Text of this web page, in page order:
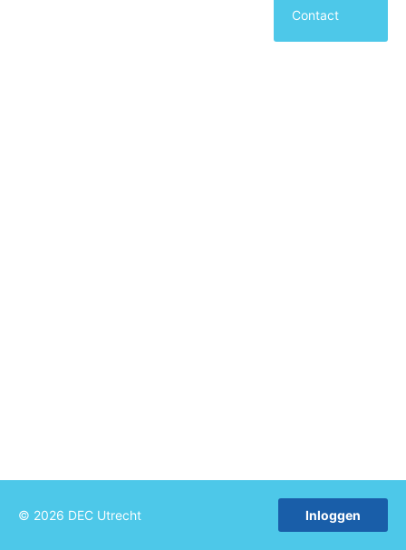
Contact
Inloggen
© 2026 DEC Utrecht